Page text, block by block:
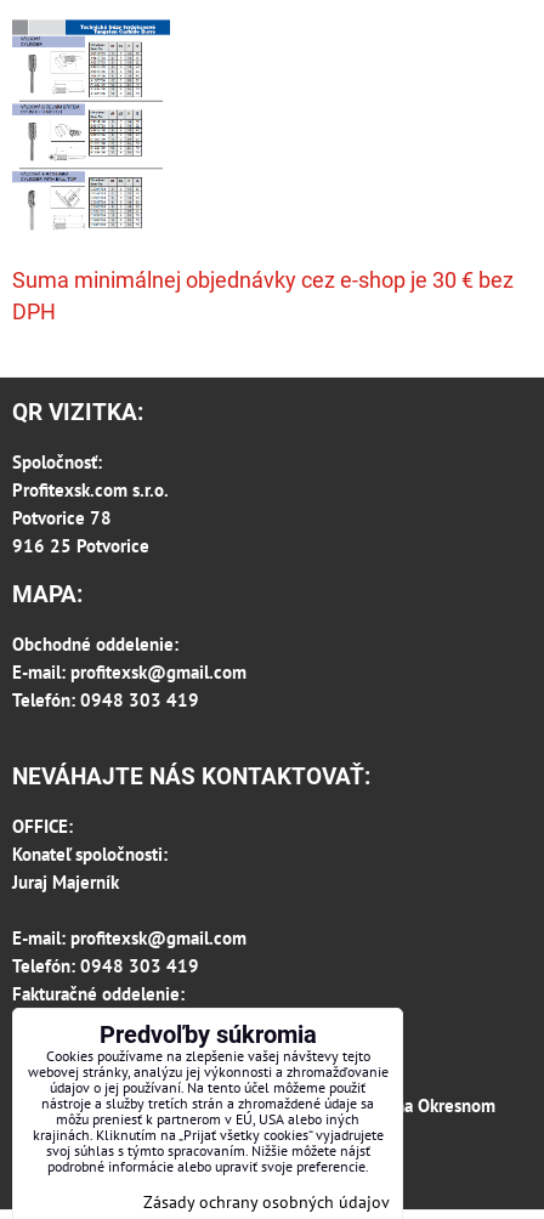
Suma minimálnej objednávky cez e-shop je 30 € bez
DPH
QR VIZITKA:
Spoločnosť:
Profitexsk.com s.r.o.
Potvorice 78
916 25 Potvorice
MAPA:
Obchodné oddelenie:
E-mail: profitexsk@gmail.com
Telefón: 0948 303 419
NEVÁHAJTE NÁS KONTAKTOVAŤ:
OFFICE:
Konateľ spoločnosti:
Juraj Majerník
E-mail: profitexsk@gmail.com
Telefón: 0948 303 419
Fakturačné oddelenie:
invoice.profitexsk@gmail.com
IČO: 36313157
IČ DPH: SK 2020182615
Firma je zapísaná v obchodnom registri vedenom na Okresnom
súde v Trenčíne, vložka č.12066/R odd. s.r.o.
Predvoľby súkromia
Cookies používame na zlepšenie vašej návštevy tejto
webovej stránky, analýzu jej výkonnosti a zhromažďovanie
údajov o jej používaní. Na tento účel môžeme použiť
nástroje a služby tretích strán a zhromaždené údaje sa
môžu preniesť k partnerom v EÚ, USA alebo iných
krajinách. Kliknutím na „Prijať všetky cookies“ vyjadrujete
svoj súhlas s týmto spracovaním. Nižšie môžete nájsť
podrobné informácie alebo upraviť svoje preferencie.
Zásady ochrany osobných údajov